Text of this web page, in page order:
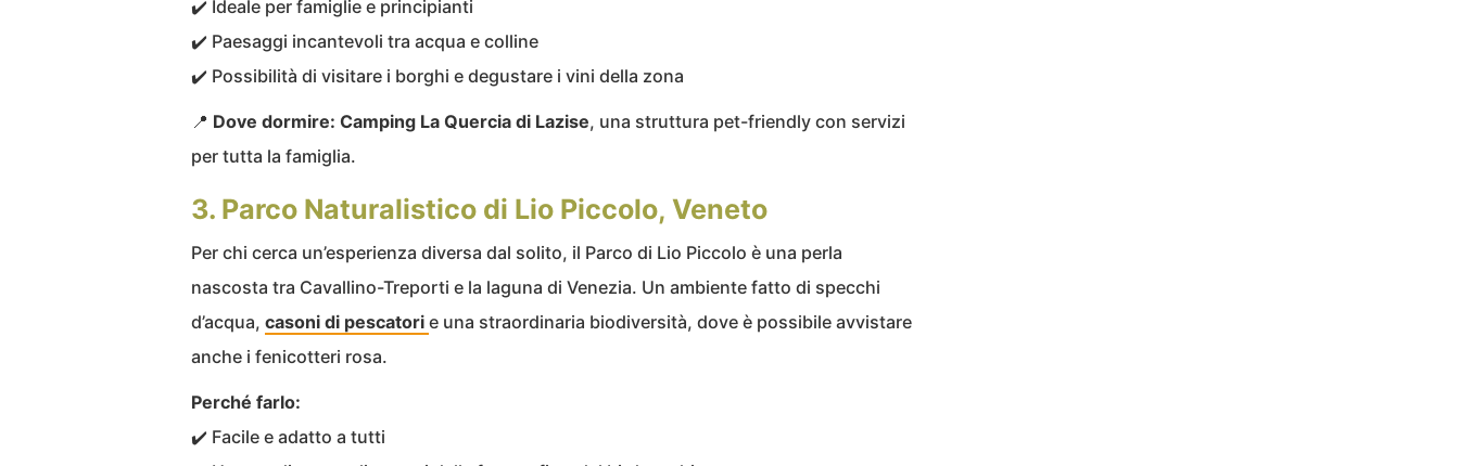
✔️ Ideale per famiglie e principianti
✔️ Paesaggi incantevoli tra acqua e colline
✔️ Possibilità di visitare i borghi e degustare i vini della zona
📍 Dove dormire: Camping La Quercia di Lazise, una struttura pet-friendly con servizi
per tutta la famiglia.
3. Parco Naturalistico di Lio Piccolo, Veneto
Per chi cerca un’esperienza diversa dal solito, il Parco di Lio Piccolo è una perla
nascosta tra Cavallino-Treporti e la laguna di Venezia. Un ambiente fatto di specchi
d’acqua, casoni di pescatori e una straordinaria biodiversità, dove è possibile avvistare
anche i fenicotteri rosa.
Perché farlo:
✔️ Facile e adatto a tutti